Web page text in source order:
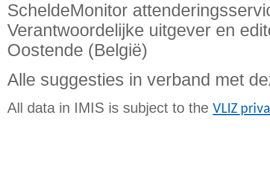
ScheldeMonitor
Verantwoordelijke uitgever en
Oostende (België)
Alle suggesties in verband met
All data in IMIS is subject to the VLIZ